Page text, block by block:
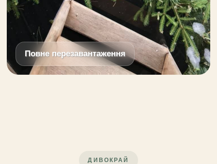
Повне перезавантаження
ДИВОКРАЙ